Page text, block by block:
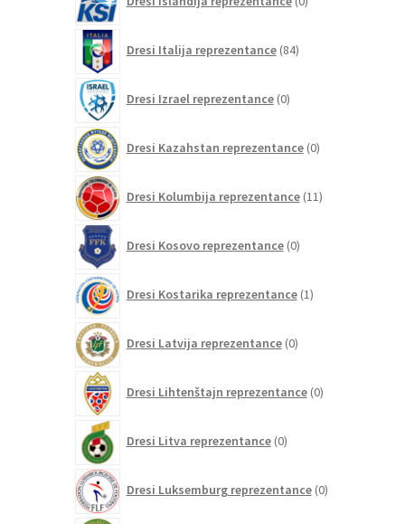
izdelkov
Dresi Italija reprezentance 84izdelkov
Dresi Izrael reprezentance 0izdelkov
Dresi Kazahstan reprezentance 0izdelkov
Dresi Kolumbija reprezentance 11izdelkov
Dresi Kosovo reprezentance 0izdelkov
Dresi Kostarika reprezentance 1izdelek
Dresi Latvija reprezentance 0izdelkov
Dresi Lihtenštajn reprezentance 0izdelkov
Dresi Litva reprezentance 0izdelkov
Dresi Luksemburg reprezentance 0izdelkov